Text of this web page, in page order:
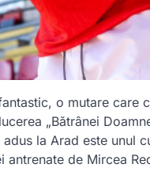
o mutare care
„Bătrânei
la Arad este unul
de Mircea